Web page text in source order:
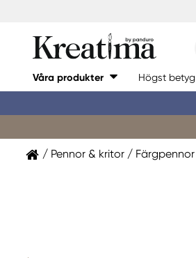
Våra produkter Högst betyg
Pennor & kritor Färgpennor